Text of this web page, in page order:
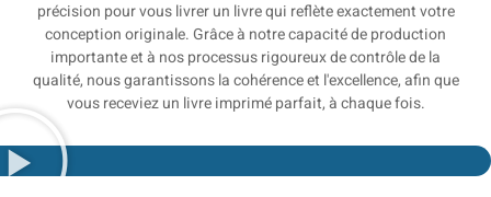
précision pour vous livrer un livre qui reflète exactement votre
conception originale. Grâce à notre capacité de production
importante et à nos processus rigoureux de contrôle de la
qualité, nous garantissons la cohérence et l'excellence, afin que
vous receviez un livre imprimé parfait, à chaque fois.